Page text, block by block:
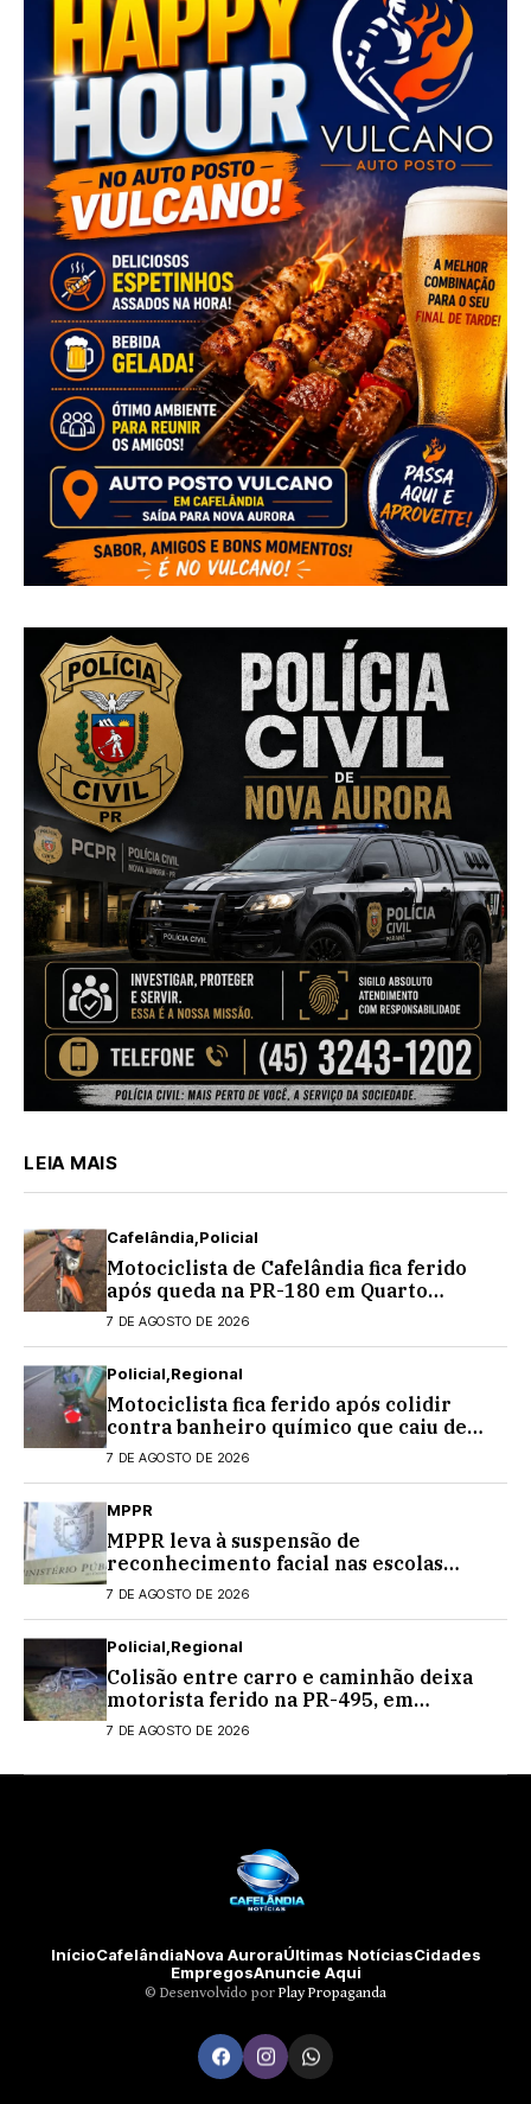
LEIA MAIS
Cafelândia Policial
Motociclista de Cafelândia fica ferido
após queda na PR-180 em Quarto
Centenário
7 DE AGOSTO DE 2026
Policial Regional
Motociclista fica ferido após colidir
contra banheiro químico que caiu de
caminhão na PRC-467, em Cascavel
7 DE AGOSTO DE 2026
MPPR
MPPR leva à suspensão de
reconhecimento facial nas escolas
estaduais
7 DE AGOSTO DE 2026
Policial Regional
Colisão entre carro e caminhão deixa
motorista ferido na PR-495, em
Medianeira
7 DE AGOSTO DE 2026
InícioCafelândiaNova AuroraÚltimas NotíciasCidades
EmpregosAnuncie Aqui
©️ Desenvolvido por Play Propaganda